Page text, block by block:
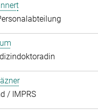
/ IMPRS